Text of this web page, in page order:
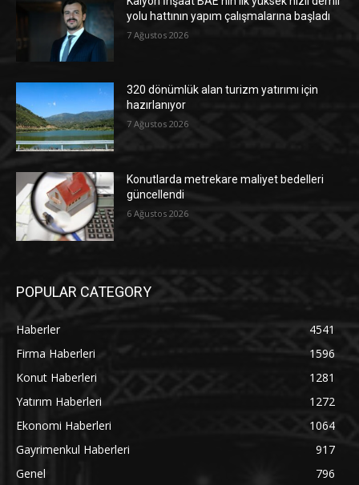
yolu hattının yapım çalışmalarına başladı
7 Ağustos 2026
320 dönümlük alan turizm yatırımı için
hazırlanıyor
7 Ağustos 2026
Konutlarda metrekare maliyet bedelleri
güncellendi
6 Ağustos 2026
POPULAR CATEGORY
Haberler
4541
Firma Haberleri
1596
Konut Haberleri
1281
Yatırım Haberleri
1272
Ekonomi Haberleri
1064
Gayrimenkul Haberleri
917
Genel
796